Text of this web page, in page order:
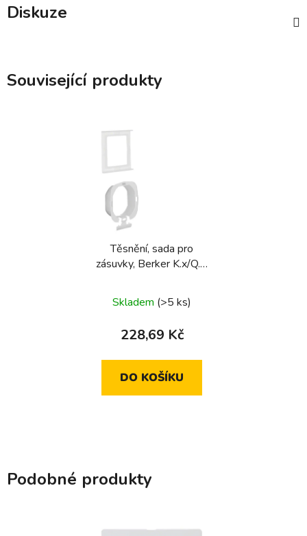
Diskuze
Související produkty
Těsnění, sada pro
zásuvky, Berker K.x/Q.x,
Skladem (>5 ks)
228,69 Kč
DO KOŠÍKU
Podobné produkty